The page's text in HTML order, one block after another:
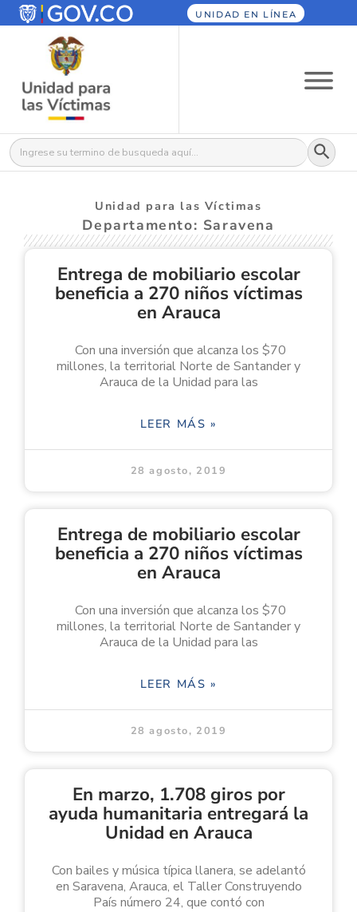
UNIDAD EN LÍNEA
Buscar: Botón
Unidad para las Víctimas
Departamento: Saravena
Entrega de mobiliario escolar
beneficia a 270 niños víctimas
en Arauca
Con una inversión que alcanza los $70
millones, la territorial Norte de Santander y
Arauca de la Unidad para las
LEER MÁS »
28 agosto, 2019
Entrega de mobiliario escolar
beneficia a 270 niños víctimas
en Arauca
Con una inversión que alcanza los $70
millones, la territorial Norte de Santander y
Arauca de la Unidad para las
LEER MÁS »
28 agosto, 2019
En marzo, 1.708 giros por
ayuda humanitaria entregará la
Unidad en Arauca
Con bailes y música típica llanera, se adelantó
en Saravena, Arauca, el Taller Construyendo
País número 24, que contó con